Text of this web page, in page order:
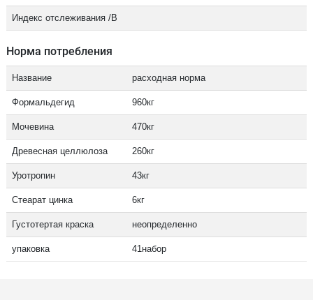
Индекс отслеживания /В
Норма потребления
Название расходная норма
Формальдегид 960кг
Мочевина 470кг
Древесная целлюлоза 260кг
Уротропин 43кг
Стеарат цинка 6кг
Густотертая краска неопределенно
упаковка 41набор